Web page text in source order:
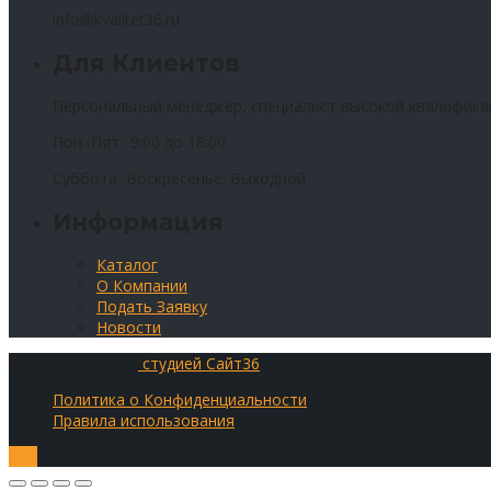
Каталог
О Компании
Подать Заявку
Новости
студией Сайт36
Политика о Конфиденциальности
Правила использования